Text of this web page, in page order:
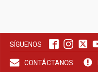
SÍGUENOS
CONTÁCTANOS